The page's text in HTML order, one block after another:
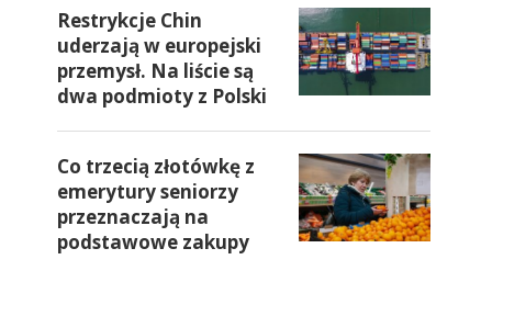
Restrykcje Chin
uderzają w europejski
przemysł. Na liście są
dwa podmioty z Polski
Co trzecią złotówkę z
emerytury seniorzy
przeznaczają na
podstawowe zakupy